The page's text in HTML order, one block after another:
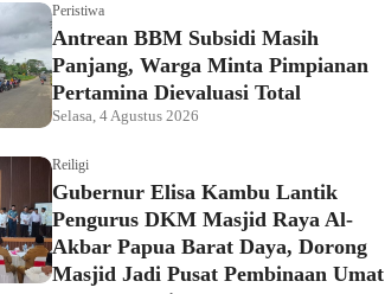
Peristiwa
Antrean BBM Subsidi Masih
Panjang, Warga Minta Pimpianan
Pertamina Dievaluasi Total
Selasa, 4 Agustus 2026
Reiligi
Gubernur Elisa Kambu Lantik
Pengurus DKM Masjid Raya Al-
Akbar Papua Barat Daya, Dorong
Masjid Jadi Pusat Pembinaan Umat